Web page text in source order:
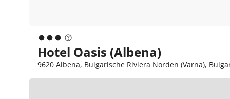
Hotel Oasis (Albena)
9620 Albena, Bulgarische Riviera Norden (Varna),